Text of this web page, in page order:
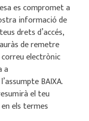
es compromet a
informació de
drets d’accés,
de remetre
electrònic
a
BAIXA.
el teu
els termes